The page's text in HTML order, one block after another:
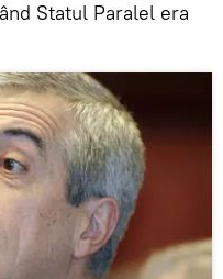
Statul Paralel era